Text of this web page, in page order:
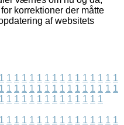
korrektioner der måtte
af websitets
1 1 1 1 1 1 1 1 1 1 1 1 1 1 1 1
1 1 1 1 1 1 1 1 1 1 1 1 1 1 1 1
1 1 1 1 1 1 1 1 1 1 1 1 1 1
1 1 1 1 1 1 1 1 1 1 1 1 1 1 1 1